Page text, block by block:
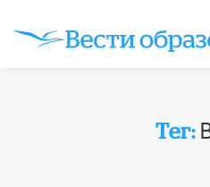
Тег: